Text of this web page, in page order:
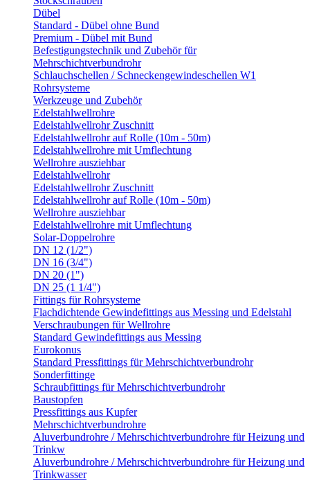
Dübel
Standard - Dübel ohne Bund
Premium - Dübel mit Bund
Befestigungstechnik und Zubehör für
Mehrschichtverbundrohr
Schlauchschellen / Schneckengewindeschellen W1
Rohrsysteme
Werkzeuge und Zubehör
Edelstahlwellrohre
Edelstahlwellrohr Zuschnitt
Edelstahlwellrohr auf Rolle (10m - 50m)
Edelstahlwellrohre mit Umflechtung
Wellrohre ausziehbar
Edelstahlwellrohr
Edelstahlwellrohr Zuschnitt
Edelstahlwellrohr auf Rolle (10m - 50m)
Wellrohre ausziehbar
Edelstahlwellrohre mit Umflechtung
Solar-Doppelrohre
DN 12 (1/2")
DN 16 (3/4")
DN 20 (1")
DN 25 (1 1/4")
Fittings für Rohrsysteme
Flachdichtende Gewindefittings aus Messing und Edelstahl
Verschraubungen für Wellrohre
Standard Gewindefittings aus Messing
Eurokonus
Standard Pressfittings für Mehrschichtverbundrohr
Sonderfittinge
Schraubfittings für Mehrschichtverbundrohr
Baustopfen
Pressfittings aus Kupfer
Mehrschichtverbundrohre
Aluverbundrohre / Mehrschichtverbundrohre für Heizung und
Trinkw
Aluverbundrohre / Mehrschichtverbundrohre für Heizung und
Trinkwasser